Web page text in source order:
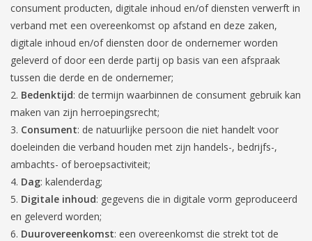
consument producten, digitale inhoud en/of diensten verwerft in
verband met een overeenkomst op afstand en deze zaken,
digitale inhoud en/of diensten door de ondernemer worden
geleverd of door een derde partij op basis van een afspraak
tussen die derde en de ondernemer;
Bedenktijd: de termijn waarbinnen de consument gebruik kan
maken van zijn herroepingsrecht;
Consument: de natuurlijke persoon die niet handelt voor
doeleinden die verband houden met zijn handels-, bedrijfs-,
ambachts- of beroepsactiviteit;
Dag: kalenderdag;
Digitale inhoud: gegevens die in digitale vorm geproduceerd
en geleverd worden;
Duurovereenkomst: een overeenkomst die strekt tot de